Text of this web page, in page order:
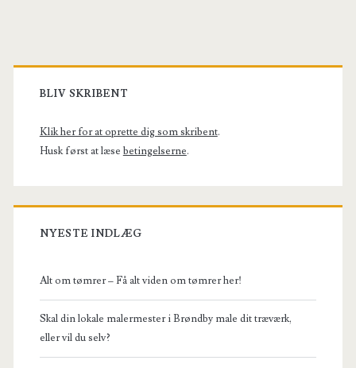
Primary
Sidebar
BLIV SKRIBENT
Klik her for at oprette dig som skribent.
Husk først at læse betingelserne.
NYESTE INDLÆG
Alt om tømrer – Få alt viden om tømrer her!
Skal din lokale malermester i Brøndby male dit træværk,
eller vil du selv?